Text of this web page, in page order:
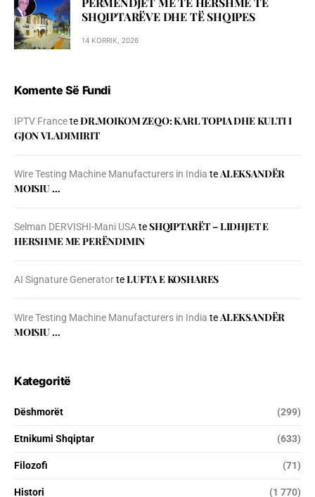
SHQIPTARËVE DHE TË SHQIPES
14 KORRIK, 2026
Komente Së Fundi
IPTV FranceteDR.MOIKOM ZEQO: KARL TOPIA DHE KULTI I
GJON VLADIMIRIT
Wire Testing Machine Manufacturers in India teALEKSANDËR
MOISIU …
Selman DERVISHI-Mani USAteSHQIPTARËT – LIDHJET E
HERSHME ME PERËNDIMIN
AI Signature GeneratorteLUFTA E KOSHARES
Wire Testing Machine Manufacturers in India teALEKSANDËR
MOISIU …
Kategoritë
Dëshmorët (299)
Etnikumi Shqiptar (633)
Filozofi (71)
Histori (1 770)